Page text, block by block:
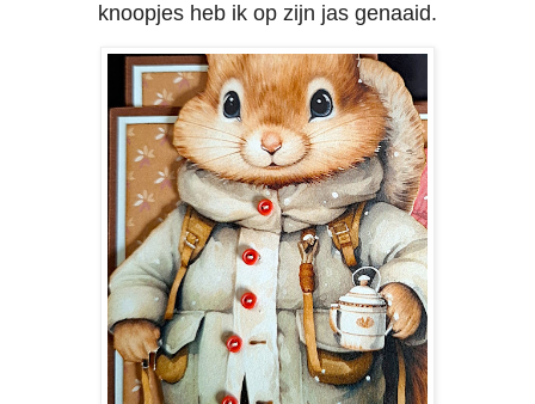
knoopjes heb ik op zijn jas genaaid.